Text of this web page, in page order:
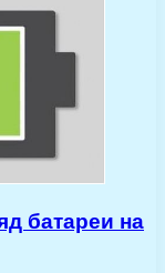
батареи на